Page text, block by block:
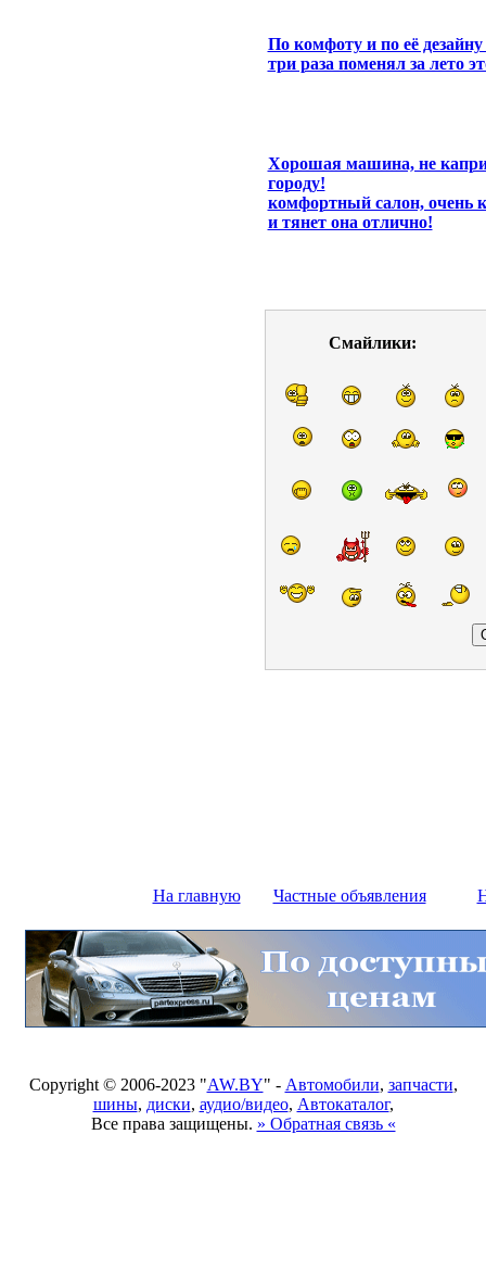
По комфоту и по её
три раза поменял за лето
Хорошая машина, не
городу!
комфортный салон, очень
и тянет она отлично!
Смайлики:
На главную Частные объявления
Copyright © 2006-2023 "AW.BY" - Автомобили, запчасти,
шины, диски, аудио/видео, Автокаталог,
Все права защищены. » Обратная связь «